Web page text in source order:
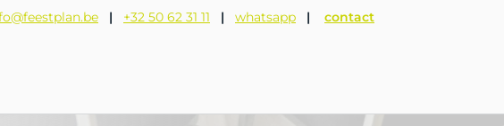
| +32 50 62 31 11 | whatsapp | contact